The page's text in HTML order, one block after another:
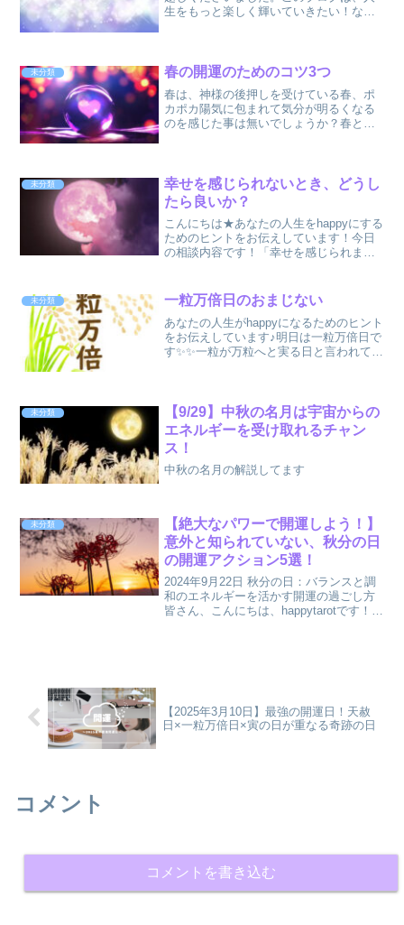
生をもっと楽しく輝いていきたい！なの
ているんだけど、何を変えた...
未分類 春の開運のためのコツ3つ
春は、神様の後押しを受けている春、ポ
カポカ陽気に包まれて気分が明るくなる
のを感じた事は無いでしょうか？春とい
動いていいよ」と神様から...
未分類
幸せを感じられないとき、どうし
たら良いか？
こんにちは★あなたの人生をhappyにする
ためのヒントをお伝えしています！今日
の相談内容です！「幸せを感じられませ
うものでしたとてもシンプルですが、な
かなか答えが見つか...
未分類 一粒万倍日のおまじない
あなたの人生がhappyになるためのヒント
をお伝えしています♪明日は一粒万倍日で
す✨✨一粒が万粒へと実る日と言われてい
はやってみてく...
未分類
【9/29】中秋の名月は宇宙からの
エネルギーを受け取れるチャン
ス！
中秋の名月の解説してます
未分類
【絶大なパワーで開運しよう！】
意外と知られていない、秋分の日
の開運アクション5選！
2024年9月22日 秋分の日：バランスと調
和のエネルギーを活かす開運の過ごし方
皆さん、こんにちは、happytarotです！今
【2025年3月10日】最強の開運日！天赦
日×一粒万倍日×寅の日が重なる奇跡の日
コメント
コメントを書き込む